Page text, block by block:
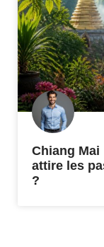
Chiang
attire les
?